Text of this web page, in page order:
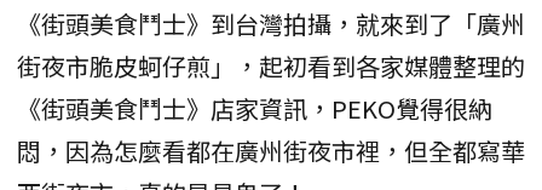
《街頭美食鬥士》到台灣拍攝，就來到了「廣州
街夜市脆皮蚵仔煎」，起初看到各家媒體整理的
《街頭美食鬥士》店家資訊，PEKO覺得很納
悶，因為怎麼看都在廣州街夜市裡，但全都寫華